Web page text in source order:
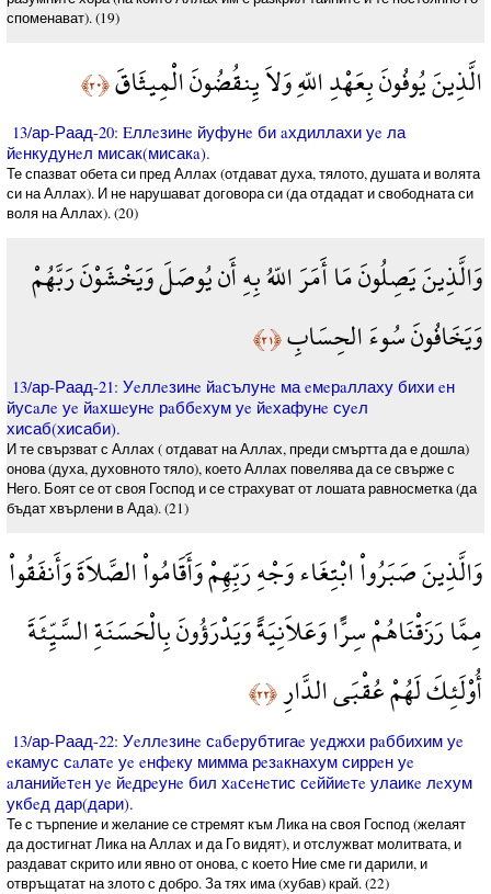
споменават). (19)
الَّذِينَ يُوفُونَ بِعَهْدِ اللّهِ وَلاَ يِنقُضُونَ الْمِيثَاقَ﴿٢٠﴾
13/ар-Раад-20: Eллeзинe йуфунe би aхдиллахи уe ла
йeнкудунeл мисак(мисакa).
Те спазват обета си пред Аллах (отдават духа, тялото, душата и волята
си на Аллах). И не нарушават договора си (да отдадат и свободната си
воля на Аллах). (20)
وَالَّذِينَ يَصِلُونَ مَا أَمَرَ اللّهُ بِهِ أَن يُوصَلَ وَيَخْشَوْنَ رَبَّهُمْ
وَيَخَافُونَ سُوءَ الحِسَابِ﴿٢١﴾
13/ар-Раад-21: Уeллeзинe йaсълунe ма eмeрaллаху бихи eн
йусaлe уe йaхшeунe рaббeхум уe йeхафунe суeл
хисаб(хисаби).
И те свързват с Аллах ( отдават на Аллах, преди смъртта да е дошла)
онова (духа, духовното тяло), което Аллах повелява да се свърже с
Него. Боят се от своя Господ и се страхуват от лошата равносметка (да
бъдат хвърлени в Ада). (21)
وَالَّذِينَ صَبَرُواْ ابْتِغَاء وَجْهِ رَبِّهِمْ وَأَقَامُواْ الصَّلاَةَ وَأَنفَقُواْ
مِمَّا رَزَقْنَاهُمْ سِرًّا وَعَلاَنِيَةً وَيَدْرَؤُونَ بِالْحَسَنَةِ السَّيِّئَةَ
أُوْلَئِكَ لَهُمْ عُقْبَى الدَّارِ﴿٢٢﴾
13/ар-Раад-22: Уeллeзинe сaбeрубтигаe уeджхи рaббихим уe
eкамус сaлатe уe eнфeку мимма рeзaкнахум сиррeн уe
aланийeтeн уe йeдрeунe бил хaсeнeтис сeййиeтe улаикe лeхум
укбeд дар(дари).
Те с търпение и желание се стремят към Лика на своя Господ (желаят
да достигнат Лика на Аллах и да Го видят), и отслужват молитвата, и
раздават скрито или явно от онова, с което Ние сме ги дарили, и
отвръщатат на злото с добро. За тях има (хубав) край. (22)